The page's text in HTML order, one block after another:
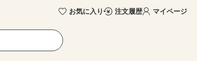
お気に入り 注文履歴 マイページ